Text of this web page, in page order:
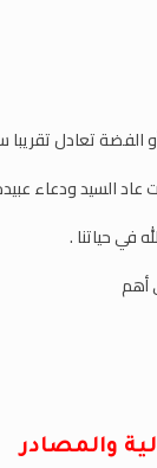
الفضة تعادل
السيد ودعاء
في حياتنا .
أهم
والمصادر